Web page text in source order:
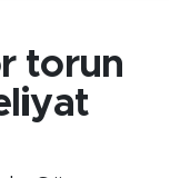
torun